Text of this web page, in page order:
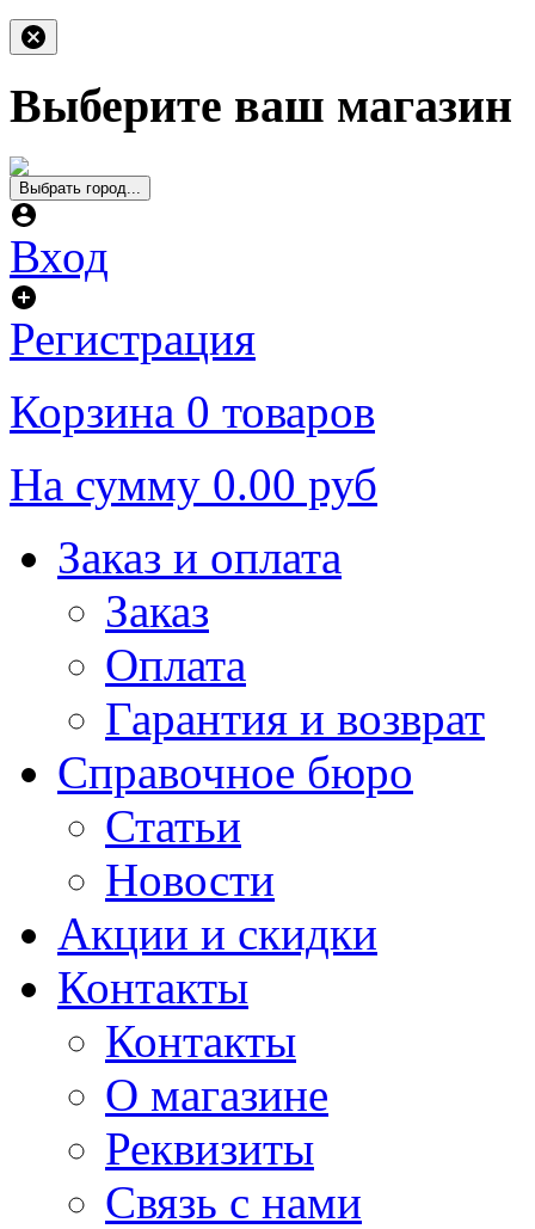
Выберите ваш магазин
Выбрать город...
Вход
Регистрация
Корзина 0 товаров
На сумму 0.00 руб
Заказ и оплата
Заказ
Оплата
Гарантия и возврат
Справочное бюро
Статьи
Новости
Акции и скидки
Контакты
Контакты
О магазине
Реквизиты
Связь с нами